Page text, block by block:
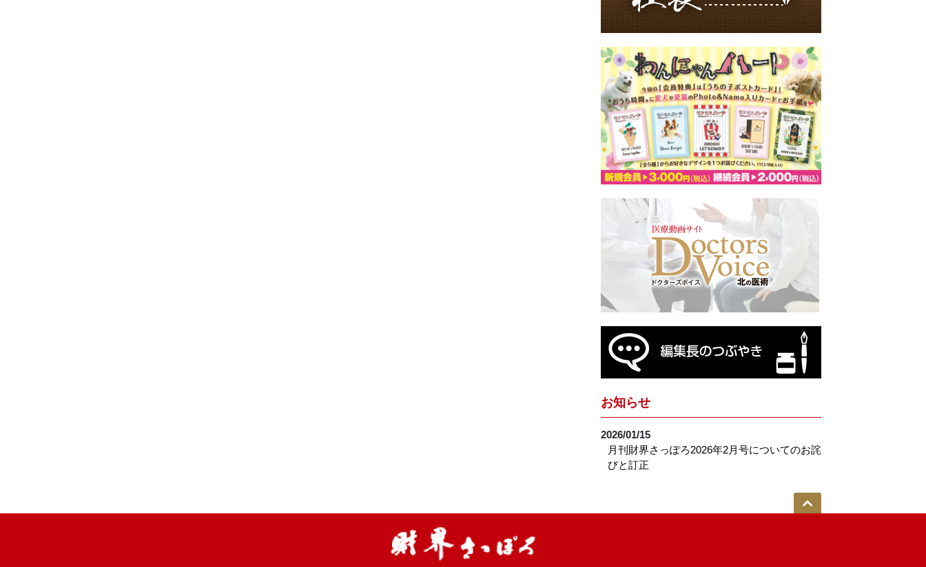
お知らせ
2026/01/15
月刊財界さっぽろ2026年2月号についてのお詫
びと訂正